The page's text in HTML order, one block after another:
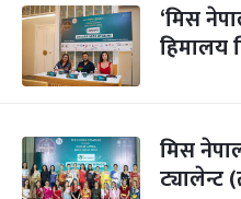
‘मिस
हिमालय
मिस
ट्यालेन्ट